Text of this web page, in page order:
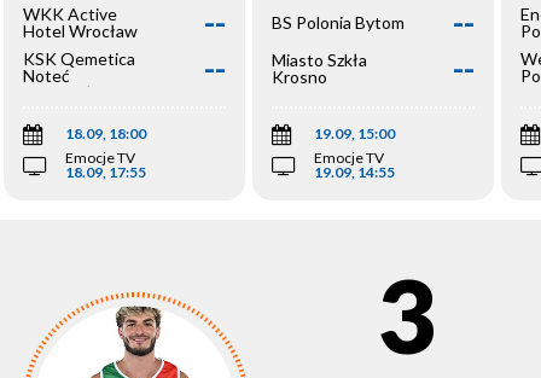
WKK Active
Hotel Wrocław
--
KSK Qemetica
Noteć
Inowrocław
--
18.09, 18:00
Emocje TV
18.09, 17:55
BS Polonia Bytom --
Miasto Szkła
Krosno
--
19.09, 15:00
Emocje TV
19.09, 14:55
3